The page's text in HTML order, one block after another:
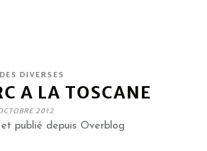
DIVERSES
A LA TOSCANE
2012
publié depuis Overblog